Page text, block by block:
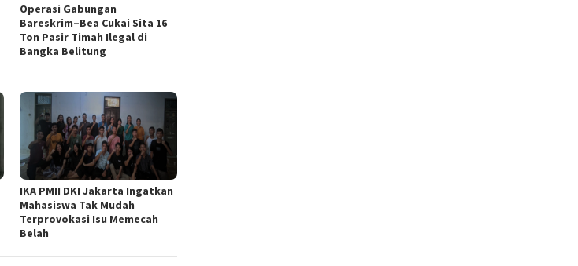
Operasi Gabungan
Bareskrim–Bea Cukai Sita 16
Ton Pasir Timah Ilegal di
Bangka Belitung
IKA PMII DKI Jakarta Ingatkan
Mahasiswa Tak Mudah
Terprovokasi Isu Memecah
Belah